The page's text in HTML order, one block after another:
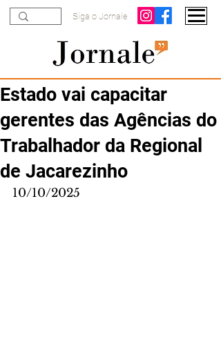
Siga o Jornale
Estado vai capacitar
gerentes das Agências do
Trabalhador da Regional
de Jacarezinho
10/10/2025